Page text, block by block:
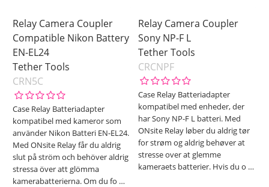
Relay Camera Coupler
Compatible Nikon Battery
EN-EL24
Tether Tools
CRN5C
Case Relay Batteriadapter
kompatibel med kameror som
använder Nikon Batteri EN-EL24.
Med ONsite Relay får du aldrig
slut på ström och behöver aldrig
stressa över att glömma
kamerabatterierna. Om du fo …
Relay Camera Coupler
Sony NP-F L
Tether Tools
CRCNPF
Case Relay Batteriadapter
kompatibel med enheder, der
har Sony NP-F L batteri. Med
ONsite Relay løber du aldrig tør
for strøm og aldrig behøver at
stresse over at glemme
kameraets batterier. Hvis du o …